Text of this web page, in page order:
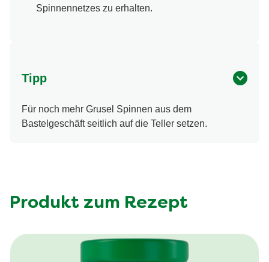
Spinnennetzes zu erhalten.
Tipp
Für noch mehr Grusel Spinnen aus dem
Bastelgeschäft seitlich auf die Teller setzen.
Produkt zum Rezept